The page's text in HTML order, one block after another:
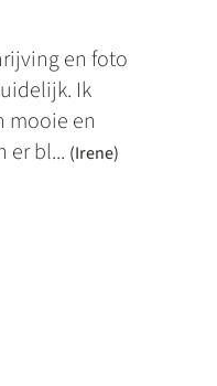
en foto
Ik
mooie en
er bl... (Irene)